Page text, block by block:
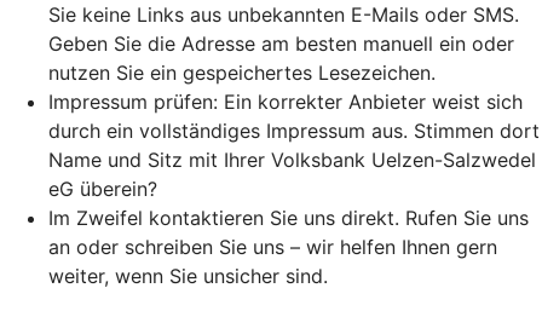
Sie keine Links aus unbekannten E-Mails oder SMS.
Geben Sie die Adresse am besten manuell ein oder
nutzen Sie ein gespeichertes Lesezeichen.
Impressum prüfen: Ein korrekter Anbieter weist sich
durch ein vollständiges Impressum aus. Stimmen dort
Name und Sitz mit Ihrer Volksbank Uelzen-Salzwedel
eG überein?
Im Zweifel kontaktieren Sie uns direkt. Rufen Sie uns
an oder schreiben Sie uns – wir helfen Ihnen gern
weiter, wenn Sie unsicher sind.